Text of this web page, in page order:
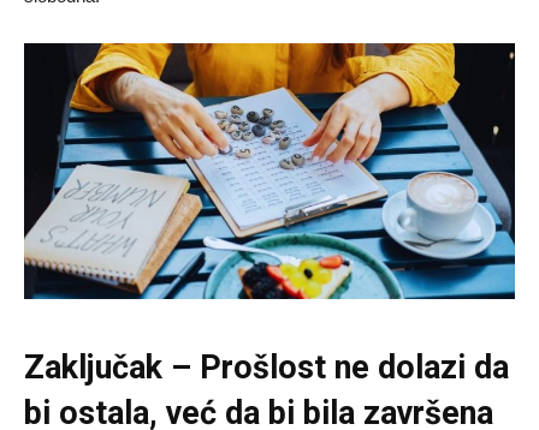
Zaključak – Prošlost ne dolazi da
bi ostala, već da bi bila završena